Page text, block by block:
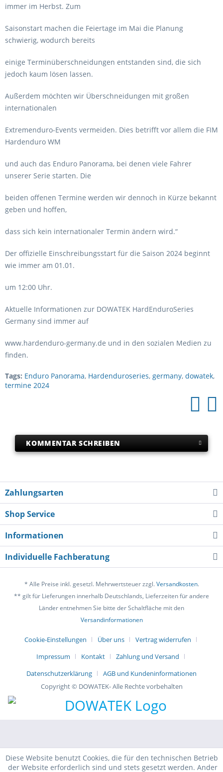
immer im Herbst. Zum
Saisonstart machen die Feiertage im Mai die Planung
schwierig, wodurch bereits
einige Terminüberschneidungen entstanden sind, die sich
jedoch kaum lösen lassen.
Außerdem möchten wir Überschneidungen mit großen
internationalen
Extremenduro-Events vermeiden. Dies betrifft vor allem die FIM
Hardenduro WM
und auch das Enduro Panorama, bei denen viele Fahrer
unserer Serie starten. Die
beiden offenen Termine werden wir dennoch in Kürze bekannt
geben und hoffen,
dass sich kein internationaler Termin ändern wird.“
Der offizielle Einschreibungsstart für die Saison 2024 beginnt
wie immer am 01.01.
um 12:00 Uhr.
Aktuelle Informationen zur DOWATEK HardEnduroSeries
Germany sind immer auf
www.hardenduro-germany.de und in den sozialen Medien zu
finden.
Tags: Enduro Panorama, Hardenduroseries, germany, dowatek,
termine 2024
KOMMENTAR SCHREIBEN
Zahlungsarten
Shop Service
Informationen
Individuelle Fachberatung
* Alle Preise inkl. gesetzl. Mehrwertsteuer zzgl.Versandkosten.
** gilt für Lieferungen innerhalb Deutschlands, Lieferzeiten für andere
Länder entnehmen Sie bitte der Schaltfläche mit den
Versandinformationen
Cookie-Einstellungen Über uns
Vertrag widerrufen
Impressum
Kontakt
Zahlung und Versand
Datenschutzerklärung
AGB und Kundeninformationen
Copyright © DOWATEK- Alle Rechte vorbehalten
Diese Website benutzt Cookies, die für den technischen Betrieb
der Website erforderlich sind und stets gesetzt werden. Ander